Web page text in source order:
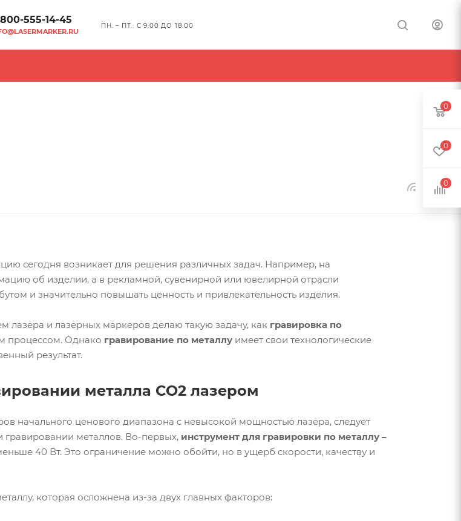
555-14-45
ПН. – ПТ.: С 9:00 ДО 18:00
сегодня возникает для решения различных задач. Например, на
об изделии, а в рекламной, сувенирной или ювелирной отрасли
и значительно повышать ценность и привлекательность изделия.
лазера и лазерных маркеров делаю такую задачу, как гравировка по
процессом. Однако гравирование по металлу имеет свои технологические
результат.
металла СО2 лазером
начального ценового диапазона с невысокой мощностью лазера, следует
гравировании металлов. Во-первых, инструмент для гравировки по металлу –
40 Вт. Это ограничение можно обойти, но в ущерб скорости, качеству и
которая осложнена из-за двух главных факторов:
0
0
0